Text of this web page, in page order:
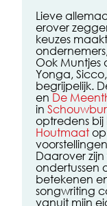
Lieve
erover
keuzes
Ook Muntjes
Yonga,
begrijpelijk.
en De
in
optredens bij
Houtmaat
Daarover
ondertussen
betekenen
songwriting
vanuit mijn